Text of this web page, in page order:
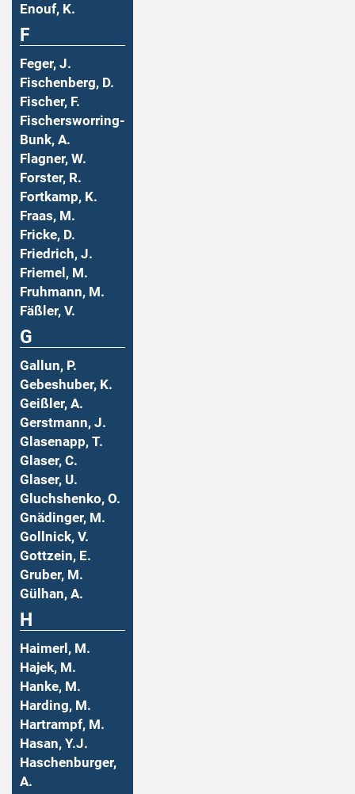
Enouf, K.
F
Feger, J.
Fischenberg, D.
Fischer, F.
Fischersworring-
Bunk, A.
Flagner, W.
Forster, R.
Fortkamp, K.
Fraas, M.
Fricke, D.
Friedrich, J.
Friemel, M.
Fruhmann, M.
Fäßler, V.
G
Gallun, P.
Gebeshuber, K.
Geißler, A.
Gerstmann, J.
Glasenapp, T.
Glaser, C.
Glaser, U.
Gluchshenko, O.
Gnädinger, M.
Gollnick, V.
Gottzein, E.
Gruber, M.
Gülhan, A.
H
Haimerl, M.
Hajek, M.
Hanke, M.
Harding, M.
Hartrampf, M.
Hasan, Y.J.
Haschenburger,
A.